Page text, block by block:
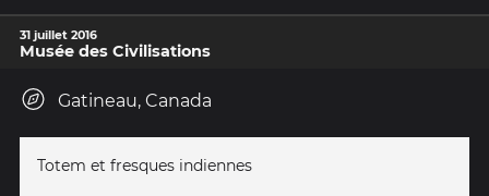
31 juillet 2016
Musée des Civilisations
Gatineau, Canada
Totem et fresques indiennes